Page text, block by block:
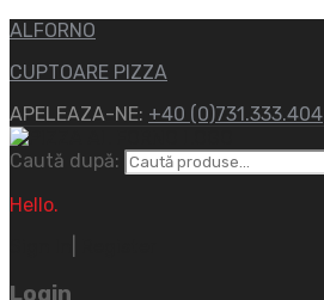
ALFORNO
CUPTOARE PIZZA
APELEAZA-NE: +40 (0)731.333.404
Caută după:
Hello.
Login